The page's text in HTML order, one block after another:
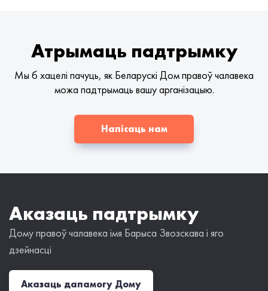
Атрымаць падтрымку
Мы б хацелі пачуць, як Беларускі Дом правоў чалавека
можа падтрымаць вашу арганізацыю.
Напісаць нам
Аказаць падтрымку
Дому правоў чалавека імя Барыса Звозскава і яго
дзейнасці
Аказаць дапамогу Дому